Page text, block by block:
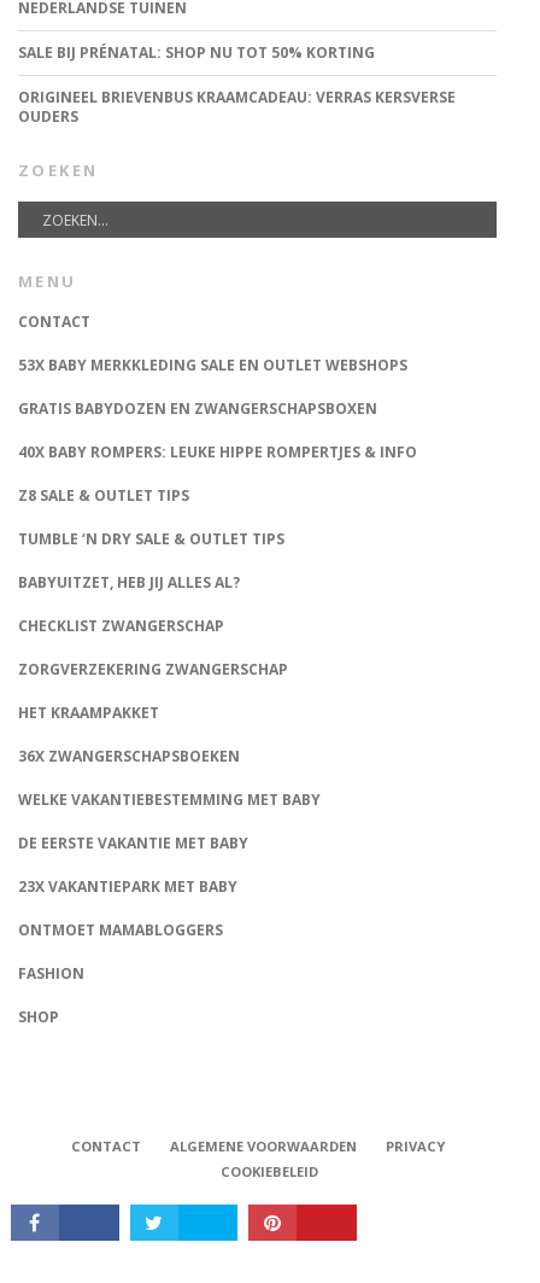
NEDERLANDSE TUINEN
SALE BIJ PRÉNATAL: SHOP NU TOT 50% KORTING
ORIGINEEL BRIEVENBUS KRAAMCADEAU: VERRAS KERSVERSE
OUDERS
ZOEKEN
MENU
CONTACT
53X BABY MERKKLEDING SALE EN OUTLET WEBSHOPS
GRATIS BABYDOZEN EN ZWANGERSCHAPSBOXEN
40X BABY ROMPERS: LEUKE HIPPE ROMPERTJES & INFO
Z8 SALE & OUTLET TIPS
TUMBLE ‘N DRY SALE & OUTLET TIPS
BABYUITZET, HEB JIJ ALLES AL?
CHECKLIST ZWANGERSCHAP
ZORGVERZEKERING ZWANGERSCHAP
HET KRAAMPAKKET
36X ZWANGERSCHAPSBOEKEN
WELKE VAKANTIEBESTEMMING MET BABY
DE EERSTE VAKANTIE MET BABY
23X VAKANTIEPARK MET BABY
ONTMOET MAMABLOGGERS
FASHION
SHOP
CONTACT ALGEMENE VOORWAARDEN
PRIVACY
COOKIEBELEID
Babystraatje.nl, Copyright © 2019